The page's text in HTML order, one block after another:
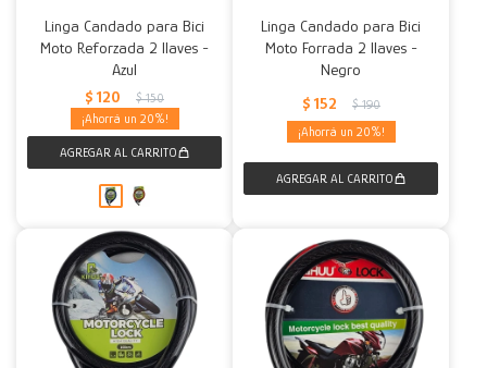
Linga Candado para Bici
Moto Reforzada 2 llaves -
Azul
$ 120 $ 150
20
Linga Candado para Bici
Moto Forrada 2 llaves -
Negro
$ 152 $ 190
20